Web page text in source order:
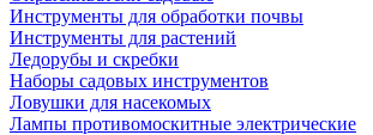
Инструменты для обработки почвы
Инструменты для растений
Ледорубы и скребки
Наборы садовых инструментов
Ловушки для насекомых
Лампы противомоскитные электрические